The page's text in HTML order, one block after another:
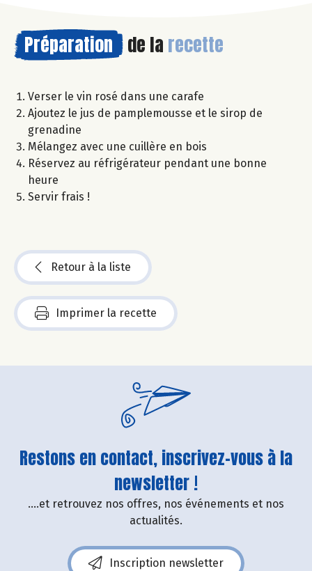
Préparation de la recette
Verser le vin rosé dans une carafe
Ajoutez le jus de pamplemousse et le sirop de
grenadine
Mélangez avec une cuillère en bois
Réservez au réfrigérateur pendant une bonne
heure
Servir frais !
Retour à la liste
Imprimer la recette
Restons en contact, inscrivez-vous à la
newsletter !
....et retrouvez nos offres, nos événements et nos
actualités.
Inscription newsletter